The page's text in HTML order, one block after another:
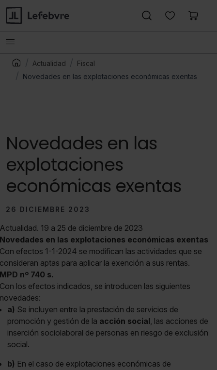
Actualidad
Fiscal
Novedades en las explotaciones económicas exentas
Novedades en las
explotaciones
económicas exentas
26 DICIEMBRE 2023
Actualidad. 19 a 25 de diciembre de 2023
Novedades en las explotaciones económicas exentas
Con efectos 1-1-2024 se modifican las actividades que se
consideran aptas para aplicar la exención a sus rentas.
MPD nº 740 s.
Con los efectos indicados, se introducen las siguientes
novedades:
a) Se incluyen entre la prestación de servicios de
promoción y gestión de la acción social, las acciones de
inserción sociolaboral de personas en riesgo de exclusión
social.
b) En el caso de explotaciones económicas de